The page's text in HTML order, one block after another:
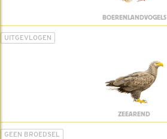
BOERENLANDVOGELS
UITGEVLOGEN
ZEEAREND
GEEN BROEDSEL